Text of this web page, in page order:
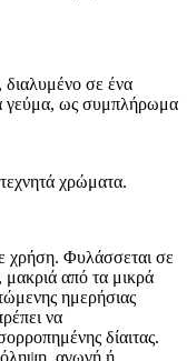
διαλυμένο σε ένα
γεύμα, ως συμπλήρωμα
χρώματα.
χρήση. Φυλάσσεται σε
από τα μικρά
ημερήσιας
να
δίαιτας.